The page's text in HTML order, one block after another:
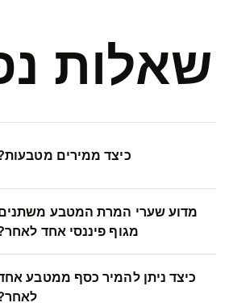
שאלות
כיצד ממירים מטבעות?
מדוע שערי המרת המטבע משתנים
מגוף פיננסי אחד לאחר?
כיצד ניתן להמיר כסף ממטבע אחד
לאחר?